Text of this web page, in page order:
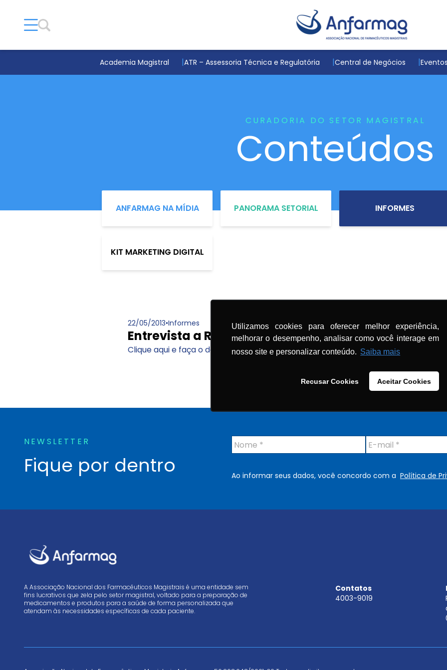
Utilizamos cookies para oferecer melhor experiência,
melhorar o desempenho, analisar como você interage em
nosso site e personalizar conteúdo. Saiba mais
Recusar Cookies Aceitar Cookies
Academia Magistral ATR – Assessoria Técnica e Regulatória Central de Negócios Eventos
CURADORIA DO SETOR MAGISTRAL
Conteúdos
ANFARMAG NA MÍDIA PANORAMA SETORIAL INFORMES
KIT MARKETING DIGITAL
22/05/2013•Informes
Entrevista a Rádio CBN
Clique aqui e faça o download do arquivo anexo
NEWSLETTER
Fique por dentro
N
o
*
E
-
i
Ao informar seus dados, você concordo com a Política de
A Associação Nacional dos Farmacêuticos Magistrais é uma entidade sem
fins lucrativos que zela pelo setor magistral, voltado para a preparação de
medicamentos e produtos para a saúde de forma personalizada que
atendam às necessidades específicas de cada paciente.
Contatos
4003-9019